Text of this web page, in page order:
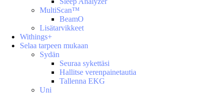
MultiScan™
BeamO
Lisätarvikkeet
Withings+
Selaa tarpeen mukaan
Sydän
Seuraa sykettäsi
Hallitse verenpainetautia
Tallenna EKG
Uni